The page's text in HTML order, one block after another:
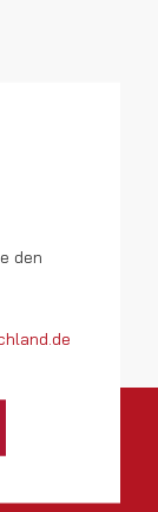
den